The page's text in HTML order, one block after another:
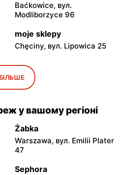
Baćkowice, вул.
Modliborzyce 96
moje sklepy
Chęciny, вул. Lipowica 25
moje sklepy
Bogoria, вул. Rynek 30
moje sklepy
Grębów, вул. Wydrza 180
moje sklepy
Jeżowe, вул. Zalesie 77
moje sklepy
у вашому регіоні
Żabka
Warszawa, вул. Emilii Plater
47
Sephora